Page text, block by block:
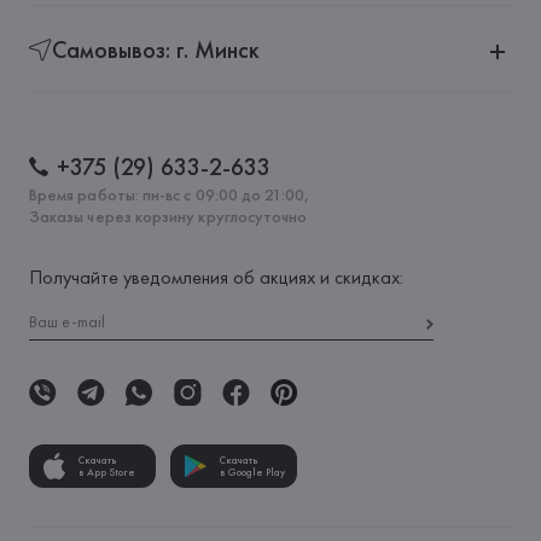
Самовывоз: г. Минск
+375 (29) 633-2-633
Время работы: пн-вс с 09:00 до 21:00,
Заказы через корзину круглосуточно
Получайте уведомления об акциях и скидках:
Скачать
в App Store
Скачать
в Google Play